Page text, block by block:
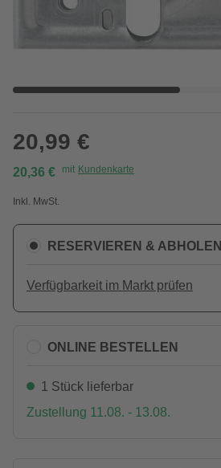
20,99 €
20,36 € mit Kundenkarte
Inkl. MwSt.
RESERVIEREN & ABHOLEN
Verfügbarkeit im Markt prüfen
ONLINE BESTELLEN
1 Stück lieferbar
Zustellung 11.08. - 13.08.